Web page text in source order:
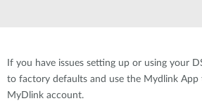
If you have issues setting up or using your
to factory defaults and use the Mydlink
MyDlink account.